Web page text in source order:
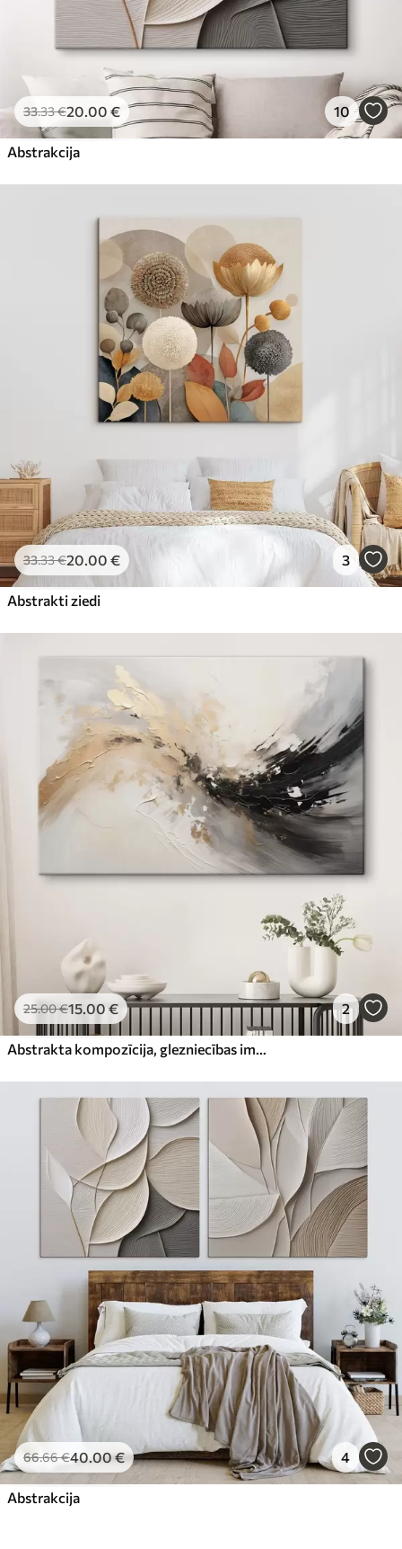
33.33€20.00 € 10
Abstrakcija
33.33€20.00 € 3
Abstrakti ziedi
25.00€15.00 € 2
Abstrakta kompozīcija, glezniecības imitācija
66.66€40.00€ 4
Abstrakcija